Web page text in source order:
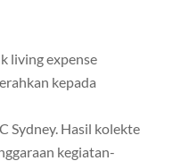
living expense
kepada
Sydney. Hasil kolekte
kegiatan-